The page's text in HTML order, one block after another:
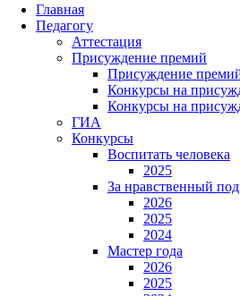
Главная
Педагогу
Аттестация
Присуждение премий
Присуждение
Конкурсы на
Конкурсы на
ГИА
Конкурсы
Воспитать человека
2025
За нравственный
2026
2025
2024
Мастер года
2026
2025